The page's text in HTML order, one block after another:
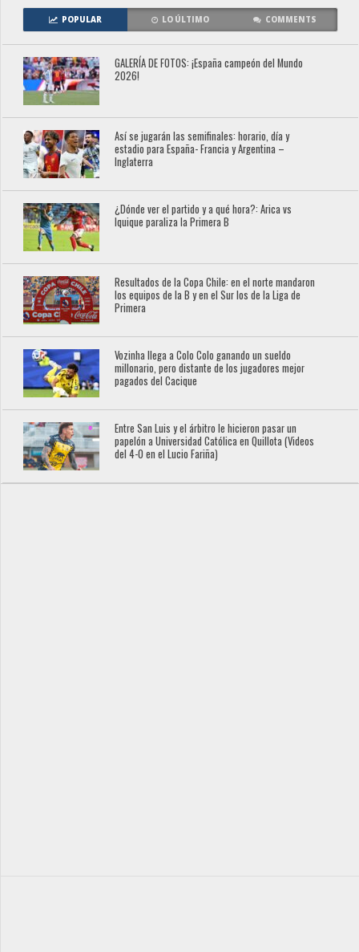
POPULAR LO ÚLTIMO COMMENTS
GALERÍA DE FOTOS: ¡España campeón del Mundo
2026!
Así se jugarán las semifinales: horario, día y
estadio para España- Francia y Argentina –
Inglaterra
¿Dónde ver el partido y a qué hora?: Arica vs
Iquique paraliza la Primera B
Resultados de la Copa Chile: en el norte mandaron
los equipos de la B y en el Sur los de la Liga de
Primera
Vozinha llega a Colo Colo ganando un sueldo
millonario, pero distante de los jugadores mejor
pagados del Cacique
Entre San Luis y el árbitro le hicieron pasar un
papelón a Universidad Católica en Quillota (Videos
del 4-0 en el Lucio Fariña)